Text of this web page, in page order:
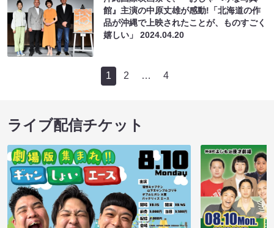
館』主演の中原丈雄が感動!「北海道の作
品が沖縄で上映されたことが、ものすごく
嬉しい」2024.04.20
1 2 … 4
ライブ配信チケット